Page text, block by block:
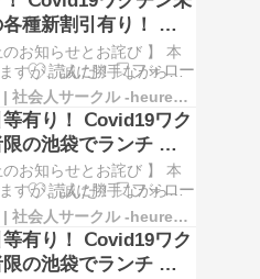
お店を見つけました。 店
・アクセスなど悪くない
い食事会になると思い…
種新割引有り！ 上
ン バーでゆったり２.
理と飲み放題付きの
人サークル イベント
のお知らせとお詫び 】 本
すが、誠に勝手ながら中
す。 今回は急遽、私の母
やむなく中止とさせて頂
のお申込みを頂いておき
て勝手な理由で中止とさ
相成り、誠に申し訳ござ
ブログ | 社会人サークル -heureux- ルルー
有り！ Ⅽovid19ワク
の池袋でランチ ビ
会！ 社会人サークル
のお知らせとお詫び 】 本
すが、誠に勝手ながら中
す。 今回は、女性はほぼ
性のお申込みが少なめ
キャンセルが２名様ほど
に男女比を一定以内に収
ブログ | 社会人サークル -heureux- ルルー
有り！ Ⅽovid19ワク
の池袋でランチ ビ